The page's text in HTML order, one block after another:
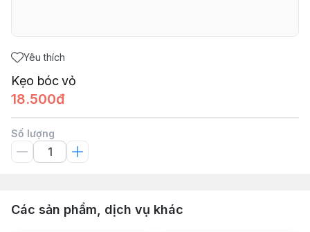
Yêu thích
Kẹo bóc vỏ
18.500đ
Số lượng
Các sản phẩm, dịch vụ khác